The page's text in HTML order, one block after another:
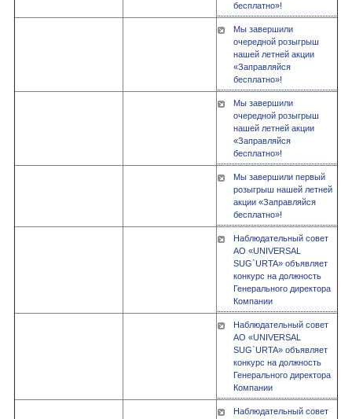
бесплатно»!
Мы завершили
очередной розыгрыш
нашей летней акции
«Заправляйся
бесплатно»!
Мы завершили
очередной розыгрыш
нашей летней акции
«Заправляйся
бесплатно»!
Мы завершили первый
розыгрыш нашей летней
акции «Заправляйся
бесплатно»!
Наблюдательный совет
АО «UNIVERSAL
SUG`URTA» объявляет
конкурс на должность
Генерального директора
Компании
Наблюдательный совет
АО «UNIVERSAL
SUG`URTA» объявляет
конкурс на должность
Генерального директора
Компании
Наблюдательный совет